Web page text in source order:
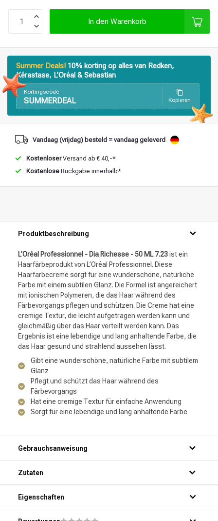
Stylingprodukte Haarfärbung
In den Warenkorb
Summer Deals! 10% korting op alles van Redken,
Kérastase, L’Oréal & Sebastian
Kortingscode
SUMMERDEAL Kopieren
Vandaag (vrijdag) besteld = vandaag geleverd
KostenloserVersand ab € 40,-*
Kostenlose Rückgabe innerhalb*
Produktbeschreibung
L’Oréal Professionnel - Dia Richesse - 50 ML 7.23ist ein
Haarfärbeprodukt von L’Oréal Professionnel. Diese
Haarfärbecreme sorgt für eine wunderschöne, natürliche
Farbe mit einem subtilen Glanz. Die Formel ist angereichert
mit ionischen Polymeren, die das Haar während des
Färbevorgangs pflegen und schützen. Die Creme hat eine
cremige Textur, die leicht aufgetragen werden kann und
gleichmäßig über das Haar verteilt werden kann. Das
Ergebnis ist eine lebendige und lang anhaltende Farbe, die
das Haar gesund und strahlend aussehen lässt.
Gibt eine wunderschöne, natürliche Farbe mit subtilem
Glanz
Pflegt und schützt das Haar während des
Färbevorgangs
Hat eine cremige Textur für einfache Anwendung
Sorgt für eine lebendige und lang anhaltende Farbe
Gebrauchsanweisung
sauberes, trockenes Haar auf.
Schritt 2: Verteilen Sie das Produkt gleichmäßig über das
Haar, von den Wurzeln bis zu den Spitzen.
Schritt 4: Spülen Sie das Haar gründlich mit warmem
Zutaten
Eigenschaften